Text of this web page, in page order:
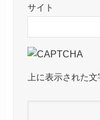
サイト
上に表示された